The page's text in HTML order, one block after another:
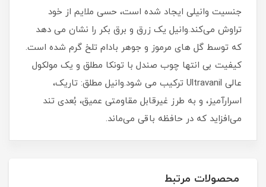
جنسیت وانیلی ایجاد شده است، حسی ملایم از خود
تراوش می‌کند.وانیل یک زرق و برق بکر را نشان می دهد
که توسط گل های مرموز و جوهر بادام تلخ گرم شده است.
کیفیت بی انتها چوب صندل با تونکا مطلق و یک مولکول
عالی Ultravanil ترکیب می شود.وانیل مطلق: تاریک،
اسرارآمیز، و به طرز غیرقابل مقاومتی عمیق، بُعدی تند
می‌افزاید که در حافظه باقی می‌ماند.
محصولات مرتبط